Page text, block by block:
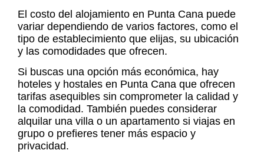
El costo del alojamiento en Punta Cana puede
variar dependiendo de varios factores, como el
tipo de establecimiento que elijas, su ubicación
y las comodidades que ofrecen.
Si buscas una opción más económica, hay
hoteles y hostales en Punta Cana que ofrecen
tarifas asequibles sin comprometer la calidad y
la comodidad. También puedes considerar
alquilar una villa o un apartamento si viajas en
grupo o prefieres tener más espacio y
privacidad.